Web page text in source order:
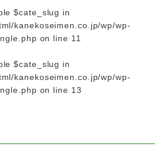
$cate_slug in
kanekoseimen.co.jp/wp/wp-
on line 11
$cate_slug in
kanekoseimen.co.jp/wp/wp-
on line 13